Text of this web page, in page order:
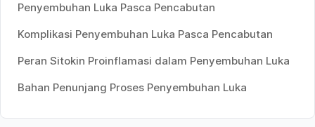
Penyembuhan Luka Pasca Pencabutan
Komplikasi Penyembuhan Luka Pasca Pencabutan
Peran Sitokin Proinflamasi dalam Penyembuhan Luka
Bahan Penunjang Proses Penyembuhan Luka